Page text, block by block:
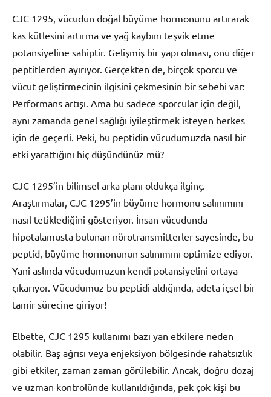
CJC 1295, vücudun doğal büyüme hormonunu artırarak
kas kütlesini artırma ve yağ kaybını teşvik etme
potansiyeline sahiptir. Gelişmiş bir yapı olması, onu diğer
peptitlerden ayırıyor. Gerçekten de, birçok sporcu ve
vücut geliştirmecinin ilgisini çekmesinin bir sebebi var:
Performans artışı. Ama bu sadece sporcular için değil,
aynı zamanda genel sağlığı iyileştirmek isteyen herkes
için de geçerli. Peki, bu peptidin vücudumuzda nasıl bir
etki yarattığını hiç düşündünüz mü?
CJC 1295’in bilimsel arka planı oldukça ilginç.
Araştırmalar, CJC 1295’in büyüme hormonu salınımını
nasıl tetiklediğini gösteriyor. İnsan vücudunda
hipotalamusta bulunan nörotransmitterler sayesinde, bu
peptid, büyüme hormonunun salınımını optimize ediyor.
Yani aslında vücudumuzun kendi potansiyelini ortaya
çıkarıyor. Vücudumuz bu peptidi aldığında, adeta içsel bir
tamir sürecine giriyor!
Elbette, CJC 1295 kullanımı bazı yan etkilere neden
olabilir. Baş ağrısı veya enjeksiyon bölgesinde rahatsızlık
gibi etkiler, zaman zaman görülebilir. Ancak, doğru dozaj
ve uzman kontrolünde kullanıldığında, pek çok kişi bu